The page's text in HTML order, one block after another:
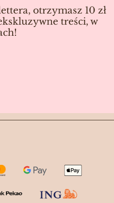
otrzymasz 10 zł
treści, w